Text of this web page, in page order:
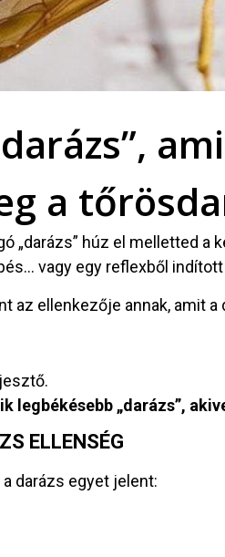
a
„darázs” húz el melletted a
vagy egy reflexből
az ellenkezője annak, amit
legbékésebb „darázs”,
ELLENSÉG
darázs egyet jelent: